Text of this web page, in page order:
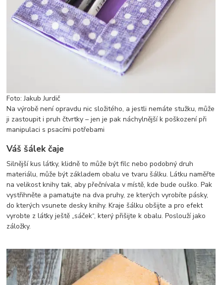
Foto: Jakub Jurdič
Na výrobě není opravdu nic složitého, a jestli nemáte stužku, může
ji zastoupit i pruh čtvrtky – jen je pak náchylnější k poškození při
manipulaci s psacími potřebami
Váš šálek čaje
Silnější kus látky, klidně to může být filc nebo podobný druh
materiálu, může být základem obalu ve tvaru šálku. Látku naměřte
na velikost knihy tak, aby přečnívala v místě, kde bude ouško. Pak
vystřihněte a pamatujte na dva pruhy, ze kterých vyrobíte pásky,
do kterých vsunete desky knihy. Kraje šálku obšijte a pro efekt
vyrobte z látky ještě „sáček“, který přišijte k obalu. Poslouží jako
záložky.